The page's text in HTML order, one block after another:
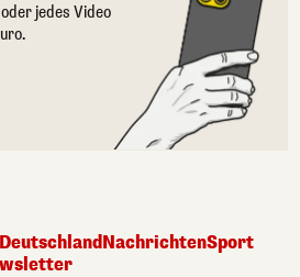
jedes Video
DeutschlandNachrichtenSport